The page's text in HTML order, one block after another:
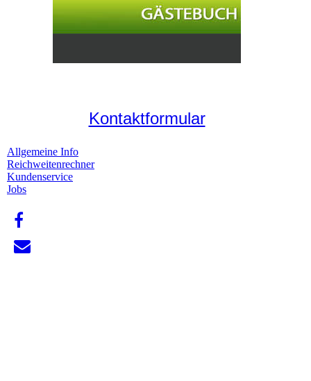
Kontaktformular
Allgemeine Info
Reichweitenrechner
Kundenservice
Jobs